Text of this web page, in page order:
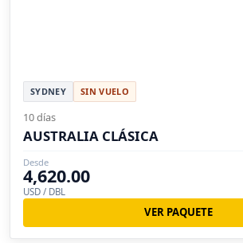
SYDNEY SIN VUELO
10 días
AUSTRALIA CLÁSICA
Desde
4,620.00
USD / DBL
VER PAQUETE